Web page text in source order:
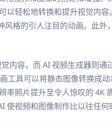
以轻松地转换和提升视觉内
格的引人注目的动画。此外
内容，而 AI 视频生成器则通
具可以将静态图像转换成动
照片提升至令人惊叹的 4K
视频和图像制作比以往任何